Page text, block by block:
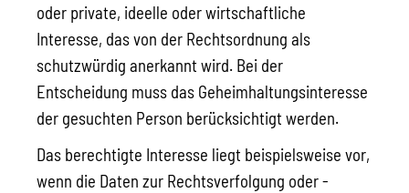
oder private, ideelle oder wirtschaftliche
Interesse, das von der Rechtsordnung als
schutzwürdig anerkannt wird. Bei der
Entscheidung muss das Geheimhaltungsinteresse
der gesuchten Person berücksichtigt werden.
Das berechtigte Interesse liegt beispielsweise vor,
wenn die Daten zur Rechtsverfolgung oder -